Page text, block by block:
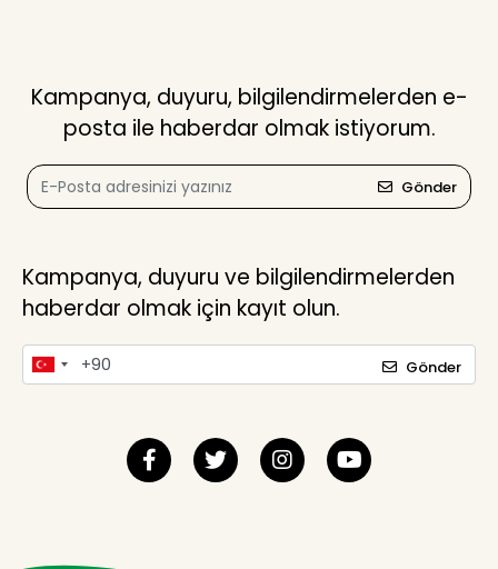
Kampanya, duyuru, bilgilendirmelerden e-
posta ile haberdar olmak istiyorum.
Gönder
Kampanya, duyuru ve bilgilendirmelerden
haberdar olmak için kayıt olun.
Gönder